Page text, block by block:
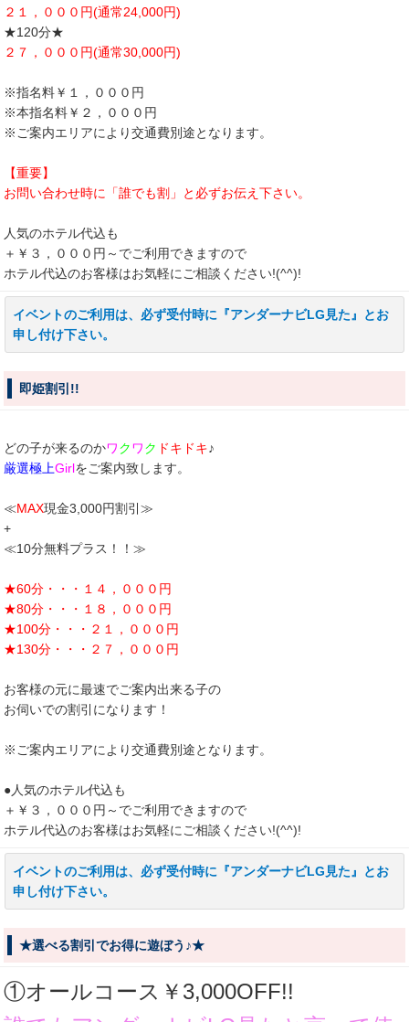
２１，０００円(通常24,000円)
★120分★
２７，０００円(通常30,000円)
※指名料￥１，０００円
※本指名料￥２，０００円
※ご案内エリアにより交通費別途となります。
【重要】
お問い合わせ時に「誰でも割」と必ずお伝え下さい。
人気のホテル代込も
＋￥３，０００円～でご利用できますので
ホテル代込のお客様はお気軽にご相談ください!(^^)!
イベントのご利用は、必ず受付時に『アンダーナビLG見た』とお
申し付け下さい。
即姫割引!!
どの子が来るのかワクワク ドキドキ♪
厳選極上Girlをご案内致します。
≪MAX現金3,000円割引≫
+
≪10分無料プラス！！≫
★60分・・・１４，０００円
★80分・・・１８，０００円
★100分・・・２１，０００円
★130分・・・２７，０００円
お客様の元に最速でご案内出来る子の
お伺いでの割引になります！
※ご案内エリアにより交通費別途となります。
●人気のホテル代込も
＋￥３，０００円～でご利用できますので
ホテル代込のお客様はお気軽にご相談ください!(^^)!
イベントのご利用は、必ず受付時に『アンダーナビLG見た』とお
申し付け下さい。
★選べる割引でお得に遊ぼう♪★
①オールコース￥3,000OFF!!